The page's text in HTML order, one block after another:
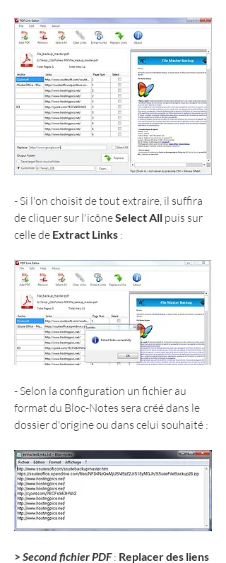
- Si l'on choisit de tout extraire, il suffira
de cliquer sur l'icône Select All puis sur
celle de Extract Links :
- Selon la configuration un fichier au
format du Bloc-Notes sera créé dans le
dossier d'origine ou dans celui souhaité :
> Second fichier PDF : Replacer des liens